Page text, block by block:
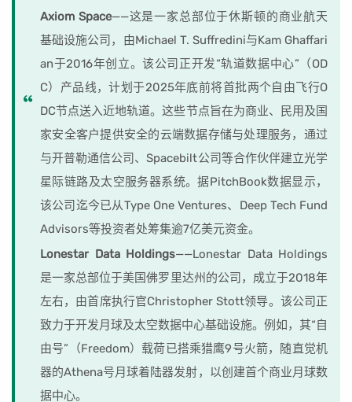
Axiom Space——这是一家总部位于休斯顿的商业航天
基础设施公司，由Michael T. Suffredini与Kam Ghaffari
an于2016年创立。该公司正开发“轨道数据中心”（OD
C）产品线，计划于2025年底前将首批两个自由飞行O
DC节点送入近地轨道。这些节点旨在为商业、民用及国
家安全客户提供安全的云端数据存储与处理服务，通过
与开普勒通信公司、Spacebilt公司等合作伙伴建立光学
星际链路及太空服务器系统。据PitchBook数据显示，
该公司迄今已从Type One Ventures、Deep Tech Fund
Advisors等投资者处筹集逾7亿美元资金。
Lonestar Data Holdings——Lonestar Data Holdings
是一家总部位于美国佛罗里达州的公司，成立于2018年
左右，由首席执行官Christopher Stott领导。该公司正
致力于开发月球及太空数据中心基础设施。例如，其“自
由号”（Freedom）载荷已搭乘猎鹰9号火箭，随直觉机
器的Athena号月球着陆器发射，以创建首个商业月球数
据中心。